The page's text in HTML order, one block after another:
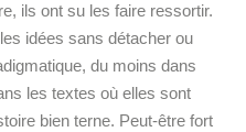
ils ont su les faire ressortir.
idées sans détacher ou
du moins dans
les textes où elles sont
bien terne. Peut-être fort